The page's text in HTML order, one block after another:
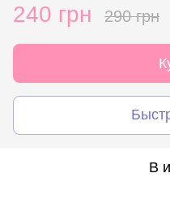
240 грн 290 грн
В